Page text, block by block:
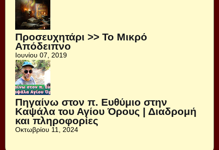
Προσευχητάρι >> Το Μικρό
Απόδειπνο
Ιουνίου 07, 2019
Πηγαίνω στον π. Ευθύμιο στην
Καψάλα του Αγίου Όρους | Διαδρομή
και πληροφορίες
Οκτωβρίου 11, 2024